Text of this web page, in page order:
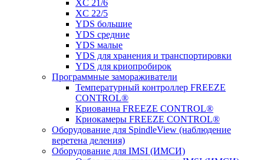
XC 21/6
XC 22/5
YDS большие
YDS средние
YDS малые
YDS для хранения и транспортировки
YDS для криопробирок
Программные замораживатели
Температурный контроллер FREEZE
CONTROL®
Криованна FREEZE CONTROL®
Криокамеры FREEZE CONTROL®
Оборудование для SpindleView (наблюдение
веретена деления)
Оборудование для IMSI (ИМСИ)